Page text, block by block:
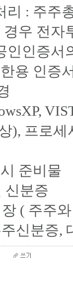
리 : 주주
우 전자
인인증서
용 인증
), 프로
준비물
신분증
( 주주
신분증,